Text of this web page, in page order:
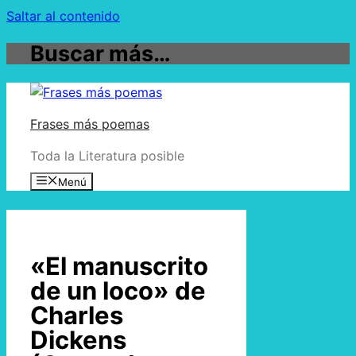
Saltar al contenido
Buscar más…
Frases más poemas
Toda la Literatura posible
Menú
«El manuscrito
de un loco» de
Charles
Dickens